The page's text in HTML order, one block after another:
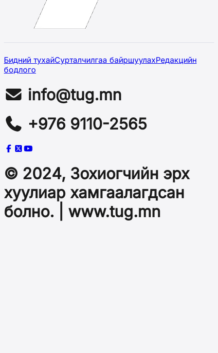
Бидний тухайСурталчилгаа байршуулахРедакцийн
бодлого
info@tug.mn
+976 9110-2565
© 2024, Зохиогчийн эрх
хуулиар хамгаалагдсан
болно. | www.tug.mn